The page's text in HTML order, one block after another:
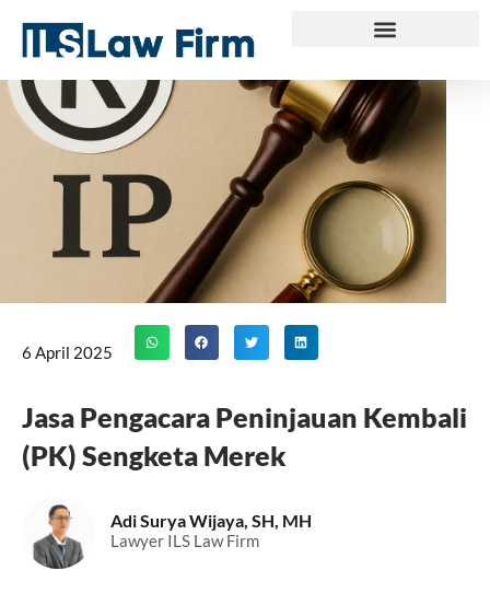
content
6 April 2025
Jasa Pengacara Peninjauan Kembali
(PK) Sengketa Merek
Adi Surya Wijaya, SH, MH
Lawyer ILS Law Firm